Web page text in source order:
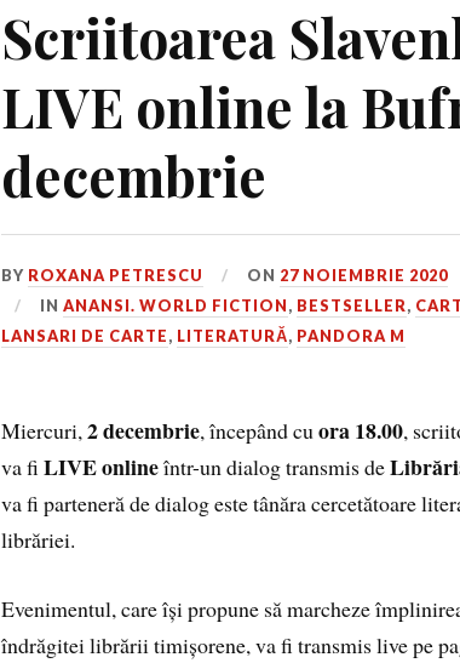
Scriitoarea
LIVE online la
decembrie
BY ROXANA PETRESCU ON 27 NOIEMBRIE 2020
INANANSI. WORLD FICTION, BESTSELLER,
LANSARI DE CARTE, LITERATURĂ, PANDORA M
Miercuri,2 decembrie, începând cuora 18.00,
va fiLIVE onlineîntr-un dialog transmis de
va fi parteneră de dialog este tânăra cercetătoare
librăriei.
Evenimentul, care își propune să marcheze
îndrăgitei librării timișorene, va fi transmis live pe